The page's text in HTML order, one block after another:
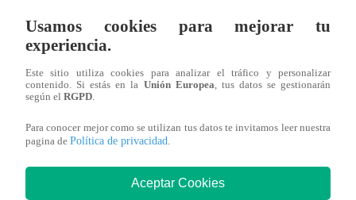
Usamos cookies para mejorar tu
experiencia.
Este sitio utiliza cookies para analizar el tráfico y personalizar
contenido. Si estás en la Unión Europea, tus datos se gestionarán
según el RGPD.
Para conocer mejor como se utilizan tus datos te invitamos leer nuestra
pagina de Política de privacidad.
Aceptar Cookies